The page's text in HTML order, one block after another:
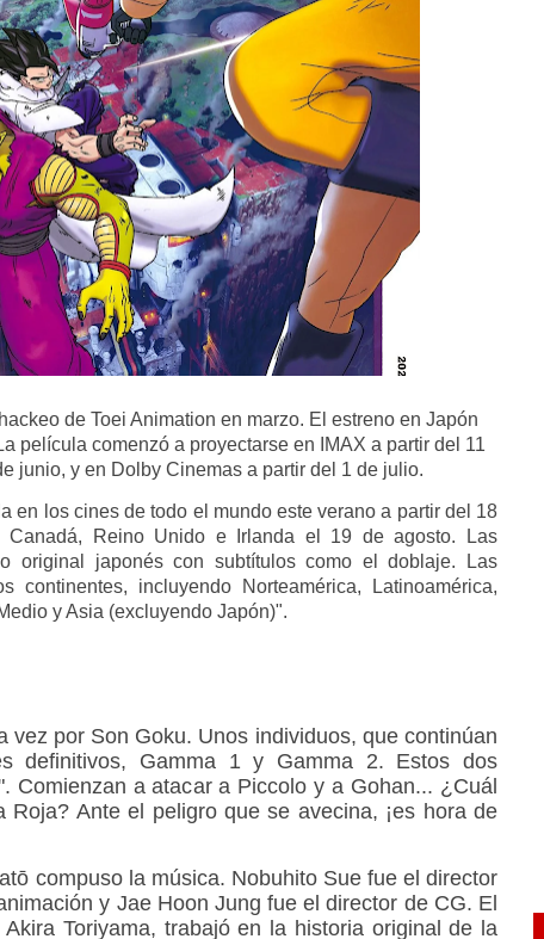
de Toei Animation en marzo. El estreno en Japón
película comenzó a proyectarse en IMAX a partir del 11
junio, y en Dolby Cinemas a partir del 1 de julio.
en los cines de todo el mundo este verano a partir del 18
Reino Unido e Irlanda el 19 de agosto. Las
original japonés con subtítulos como el doblaje. Las
incluyendo Norteamérica, Latinoamérica,
y Asia (excluyendo Japón)".
por Son Goku. Unos individuos, que continúan
definitivos, Gamma 1 y Gamma 2. Estos dos
Comienzan a atacar a Piccolo y a Gohan... ¿Cuál
Ante el peligro que se avecina, ¡es hora de
compuso la música. Nobuhito Sue fue el director
y Jae Hoon Jung fue el director de CG. El
Toriyama, trabajó en la historia original de la